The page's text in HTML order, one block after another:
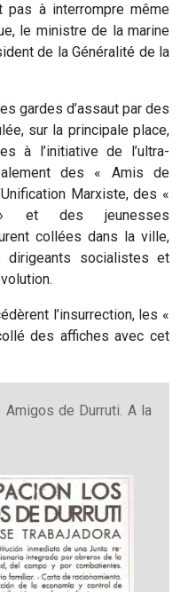
pas à interrompre même
le ministre de la marine
de la Généralité de la
gardes d’assaut par des
sur la principale place,
à l’initiative de l’ultra-
des « Amis de
Marxiste, des «
» et des jeunesses
collées dans la ville,
dirigeants socialistes et
l’insurrection, les «
des affiches avec cet
de Durruti. A la